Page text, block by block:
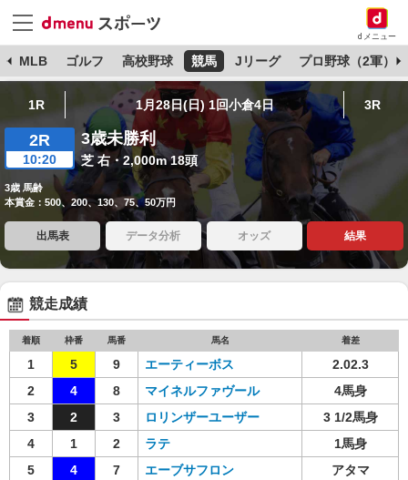
dメニュー
MLB ゴルフ 高校野球 競馬 Jリーグ プロ野球（2軍）
1R 1月28日(日) 1回小倉4日 3R
2R
10:20
3歳未勝利
芝 右・2,000m 18頭
3歳 馬齢
本賞金：500、200、130、75、50万円
出馬表 データ分析 オッズ 結果
競走成績
着順 枠番 馬番 馬名 着差
1 5 9 エーティーボス
2.02.3
2
4 8 マイネルファヴール
4馬身
3
2 3 ロリンザーユーザー
3 1/2馬身
4
1 2 ラテ
1馬身
5
4 7 エーブサフロン
アタマ